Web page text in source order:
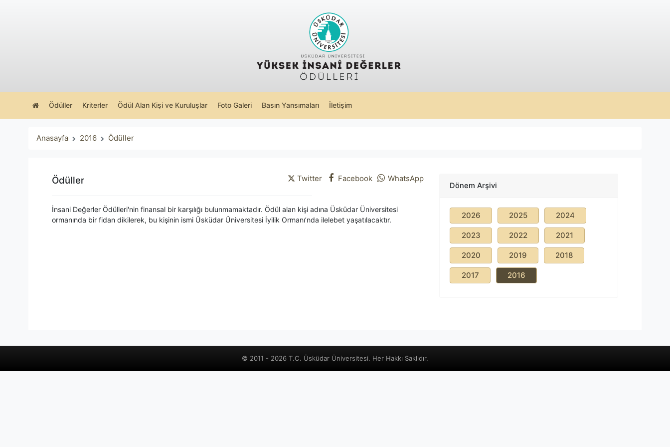
Ödüller Kriterler Ödül Alan Kişi ve Kuruluşlar Foto Galeri Basın Yansımaları İletişim
Anasayfa 2016 Ödüller
Ödüller Twitter Facebook WhatsApp
İnsani Değerler Ödülleri'nin finansal bir karşılığı bulunmamaktadır. Ödül alan kişi adına Üsküdar Üniversitesi
ormanında bir fidan dikilerek, bu kişinin ismi Üsküdar Üniversitesi İyilik Ormanı’nda ilelebet yaşatılacaktır.
Dönem Arşivi
2026 2025 2024
2023 2022 2021
2020 2019 2018
2017 2016
© 2011 - 2026 T.C. Üsküdar Üniversitesi. Her Hakkı Saklıdır.